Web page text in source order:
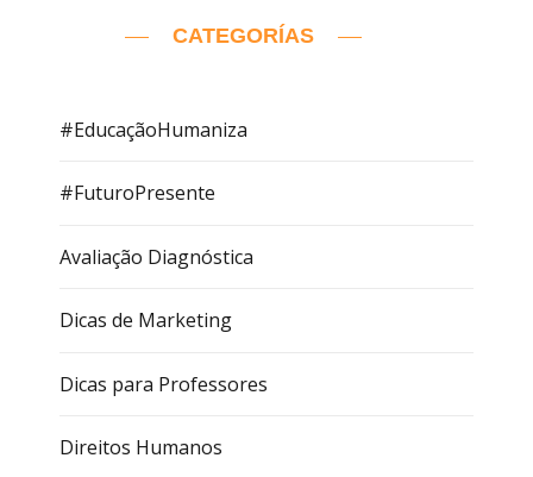
CATEGORÍAS
#EducaçãoHumaniza
#FuturoPresente
Avaliação Diagnóstica
Dicas de Marketing
Dicas para Professores
Direitos Humanos